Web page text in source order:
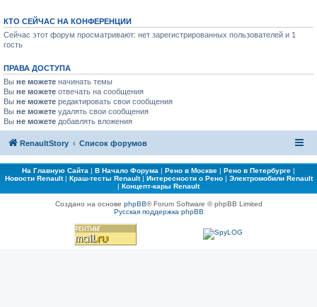
КТО СЕЙЧАС НА КОНФЕРЕНЦИИ
Сейчас этот форум просматривают: нет зарегистрированных пользователей и 1
гость
ПРАВА ДОСТУПА
Вы не можете начинать темы
Вы не можете отвечать на сообщения
Вы не можете редактировать свои сообщения
Вы не можете удалять свои сообщения
Вы не можете добавлять вложения
RenaultStory Список форумов
На Главную Сайта | В Начало Форума | Рено в Москве | Рено в Петербурге |
Новости Renault| Краш-тесты Renault| Интересности о Рено| Электромобили Renault
| Концепт-кары Renault
Создано на основе phpBB® Forum Software © phpBB Limited
Русская поддержка phpBB